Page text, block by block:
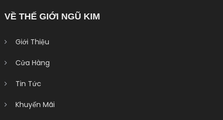
VỀ THẾ GIỚI NGŨ KIM
Giới Thiệu
Cửa Hàng
Tin Tức
Khuyến Mãi